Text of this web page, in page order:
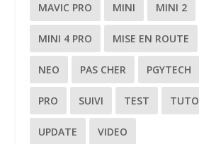
MAVIC PRO MINI MINI 2
MINI 4 PRO MISE EN ROUTE
NEO PAS CHER PGYTECH
PRO SUIVI TEST TUTO
UPDATE VIDEO